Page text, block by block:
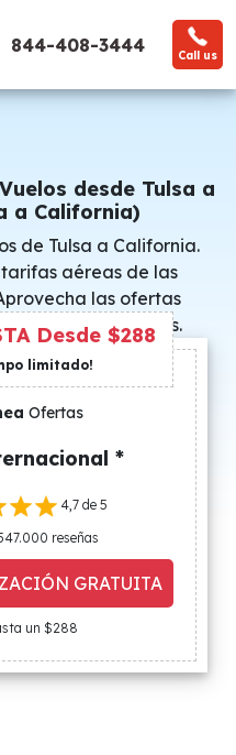
844-408-3444 Call us
desde Tulsa a
a California)
de Tulsa a California.
aéreas de las
las ofertas
precios especiales.
Desde $288
limitado!
Ofertas
*
4,7 de 5
reseñas
GRATUITA
un $288